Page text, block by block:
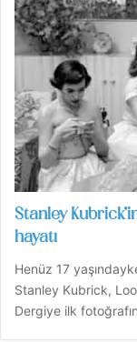
Stanley
hayatı
Henüz 17
Stanley Kubrick,
Dergiye ilk